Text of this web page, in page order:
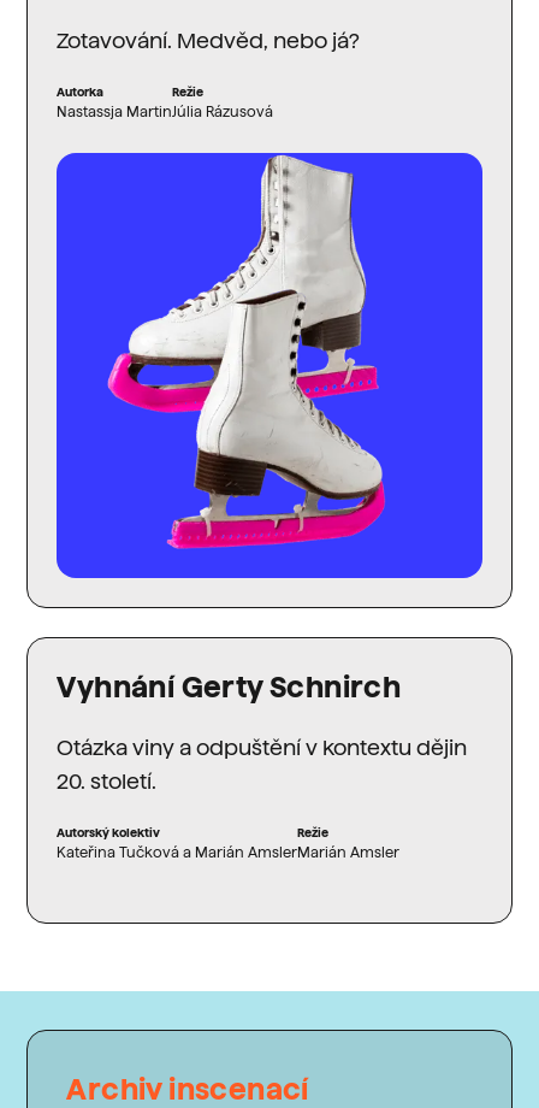
Zotavování. Medvěd, nebo já?
Autorka
Nastassja Martin
Režie
Júlia Rázusová
Vyhnání Gerty Schnirch
Otázka viny a odpuštění v kontextu dějin
20. století.
Autorský kolektiv
Kateřina Tučková a Marián Amsler
Režie
Marián Amsler
Archiv inscenací